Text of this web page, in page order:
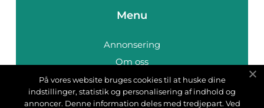
Menu
Annonsering
Om oss
Cookies
Kontakta oss
På vores website bruges cookies til at huske dine
indstillinger, statistik og personalisering af indhold og
annoncer. Denne information deles med tredjepart. Ved